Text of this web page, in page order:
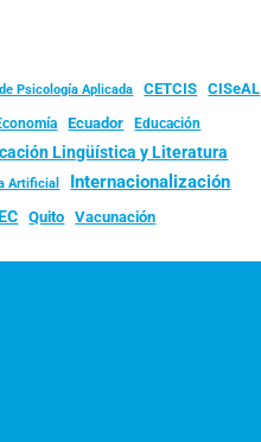
Psicología Aplicada CETCIS CISeAL
Ecuador
Educación
Lingüística y Literatura
Artificial Internacionalización
Quito Vacunación